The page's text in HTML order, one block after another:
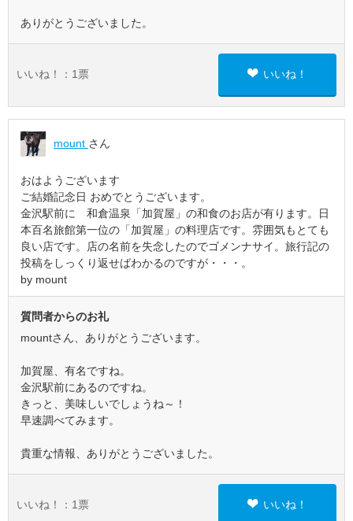
ありがとうございました。
いいね！： 1 票 いいね！
mount さん
おはようございます
ご結婚記念日 おめでとうございます。
金沢駅前に 和倉温泉「加賀屋」の和食のお店が有ります。日
本百名旅館第一位の「加賀屋」の料理店です。雰囲気もとても
良い店です。店の名前を失念したのでゴメンナサイ。旅行記の
投稿をしっくり返せばわかるのですが・・・。
by mount
質問者からのお礼
mountさん、ありがとうございます。
加賀屋、有名ですね。
金沢駅前にあるのですね。
きっと、美味しいでしょうね～！
早速調べてみます。
貴重な情報、ありがとうございました。
いいね！： 1 票 いいね！